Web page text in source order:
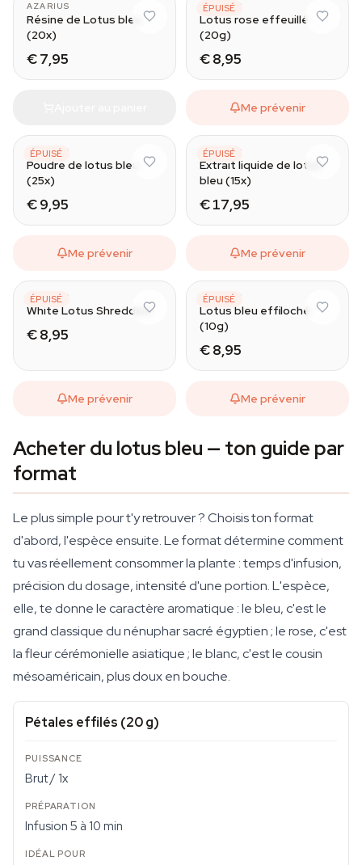
AZARIUS
Résine de Lotus bleu
(20x)
€ 7,95
ÉPUISÉ
AZARIUS
Lotus rose effeuillé
(20g)
€ 8,95
Me prévenir
ÉPUISÉ
AZARIUS
Poudre de lotus bleu
(25x)
€ 9,95
Me prévenir
ÉPUISÉ
AZARIUS
Extrait liquide de lotus
bleu (15x)
€ 17,95
Me prévenir
ÉPUISÉ
AZARIUS
White Lotus Shredded
€ 8,95
Me prévenir
ÉPUISÉ
AZARIUS
Lotus bleu effiloché
(10g)
€ 8,95
Me prévenir
Acheter du lotus bleu — ton guide par
format
Le plus simple pour t'y retrouver ? Choisis ton format
d'abord, l'espèce ensuite. Le format détermine comment
tu vas réellement consommer la plante : temps d'infusion,
précision du dosage, intensité d'une portion. L'espèce,
elle, te donne le caractère aromatique : le bleu, c'est le
grand classique du nénuphar sacré égyptien ; le rose, c'est
la fleur cérémonielle asiatique ; le blanc, c'est le cousin
mésoaméricain, plus doux en bouche.
Pétales effilés (20 g)
Brut / 1x
Infusion 5 à 10 min